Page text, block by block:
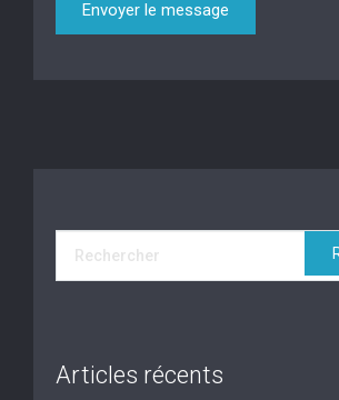
Articles récents